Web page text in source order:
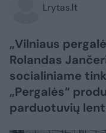
Lrytas.lt
„Vilniaus
Rolandas
socialiniame
„Pergalės“
parduotuvių